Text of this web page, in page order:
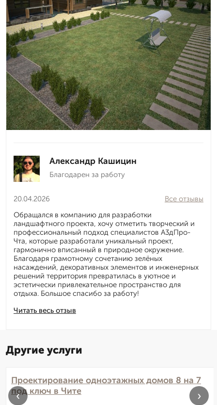
Александр Кашицин
Благодарен за работу
20.04.2026
Читать весь отзыв
Все отзывы
Обращался в компанию для разработки
ландшафтного проекта, хочу отметить творческий и
профессиональный подход специалистов А3дПро-
Чта, которые разработали уникальный проект,
гармонично вписанный в природное окружение.
Благодаря грамотному сочетанию зелёных
насаждений, декоративных элементов и инженерных
решений территория превратилась в уютное и
эстетически привлекательное пространство для
отдыха. Большое спасибо за работу!
Другие услуги
Проектирование одноэтажных домов 8 на 7
под ключ в Чите
‹ ›